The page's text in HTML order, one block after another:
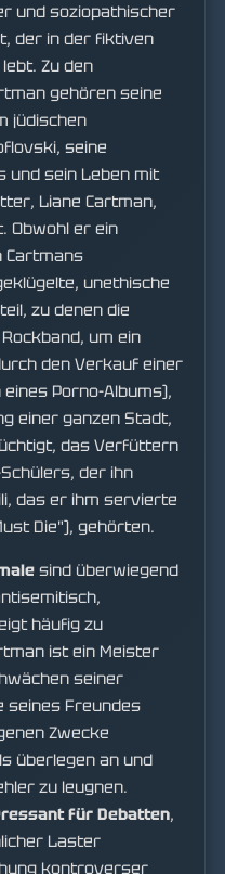
und soziopathischer
der in der fiktiven
Zu den
gehören seine
jüdischen
seine
und sein Leben mit
Liane Cartman,
Obwohl er ein
Cartmans
unethische
zu denen die
um ein
den Verkauf einer
Porno-Albums),
einer ganzen Stadt,
das Verfüttern
der ihn
das er ihm servierte
Die"), gehörten.
sind überwiegend
häufig zu
ist ein Meister
seiner
seines Freundes
Zwecke
überlegen an und
zu leugnen.
für Debatten,
Laster
kontroverser